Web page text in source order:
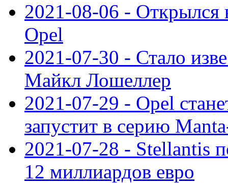
2021-08-06 - Открылся
Opel
2021-07-30 - Стало
Майкл Лошеллер
2021-07-29 - Opel
запустит в серию
2021-07-28 - Stellantis
12 миллиардов евро